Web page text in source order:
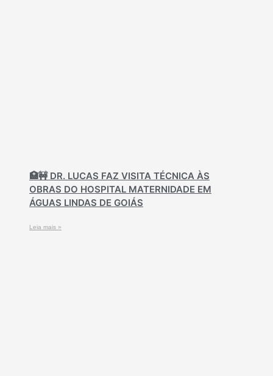
🏥🚧 DR. LUCAS FAZ VISITA TÉCNICA ÀS
OBRAS DO HOSPITAL MATERNIDADE EM
ÁGUAS LINDAS DE GOIÁS
Leia mais »